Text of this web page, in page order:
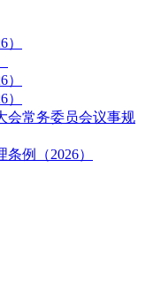
会常务委员会议事规
例（2026）